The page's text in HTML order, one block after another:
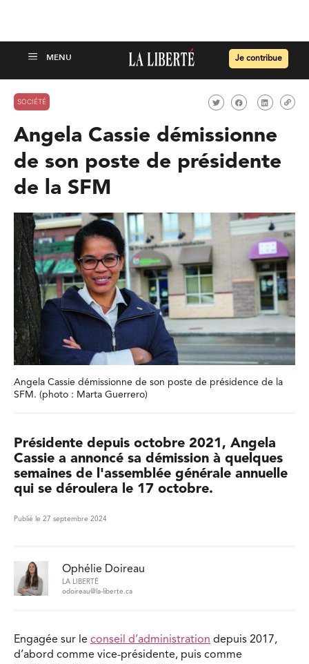
Je contribue
SOCIÉTÉ
Angela Cassie démissionne
de son poste de présidente
de la SFM
Angela Cassie démissionne de son poste de présidence de la
SFM. (photo : Marta Guerrero)
Présidente depuis octobre 2021, Angela
Cassie a annoncé sa démission à quelques
semaines de l'assemblée générale annuelle
qui se déroulera le 17 octobre.
Publié le 27 septembre 2024
Ophélie Doireau
LA LIBERTÉ
odoireau@la-liberte.ca
Engagée sur le conseil d’administration depuis 2017,
d’abord comme vice-présidente, puis comme